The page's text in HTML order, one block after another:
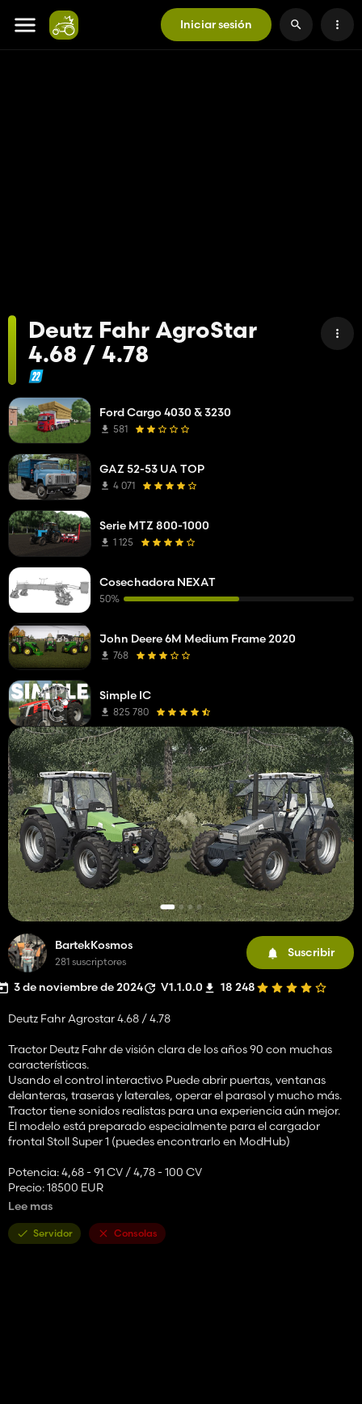
Iniciar sesión
Deutz Fahr AgroStar
4.68 / 4.78
BartekKosmos
281 suscriptores
Suscribir
3 de noviembre de 2024 V1.1.0.0 18 248
Deutz Fahr Agrostar 4.68 / 4.78
Tractor Deutz Fahr de visión clara de los años 90 con muchas
características.
Usando el control interactivo Puede abrir puertas, ventanas
delanteras, traseras y laterales, operar el parasol y mucho más.
Tractor tiene sonidos realistas para una experiencia aún mejor.
El modelo está preparado especialmente para el cargador
frontal Stoll Super 1 (puedes encontrarlo en ModHub)
Potencia: 4,68 - 91 CV / 4,78 - 100 CV
Precio: 18500 EUR
Velocidad máxima: 40 km/h
Personalización:
- potencia del motor;
Lee mas
Servidor Consolas
Ford Cargo 4030 & 3230
581
GAZ 52-53 UA TOP
4 071
Serie MTZ 800-1000
1 125
Cosechadora NEXAT
50%
John Deere 6M Medium Frame 2020
768
Simple IC
825 780